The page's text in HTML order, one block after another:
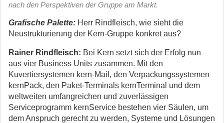
nach den Perspektiven der Gruppe am Markt.
Grafische Palette: Herr Rindfleisch, wie sieht die
Neustrukturierung der Kern-Gruppe konkret aus?
Rainer Rindfleisch: Bei Kern setzt sich der Erfolg nun
aus vier Business Units zusammen. Mit den
Kuvertiersystemen kern-Mail, den Verpackungssystemen
kernPack, den Paket-Terminals kernTerminal und dem
weltweiten umfangreichen und zuverlässigen
Serviceprogramm kernService bestehen vier Säulen, um
dem Anspruch gerecht zu werden, Systeme und Lösungen